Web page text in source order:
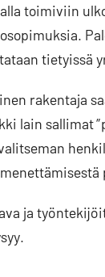
toimiviin
tietyissä
rakentaja
lain sallimat
ja